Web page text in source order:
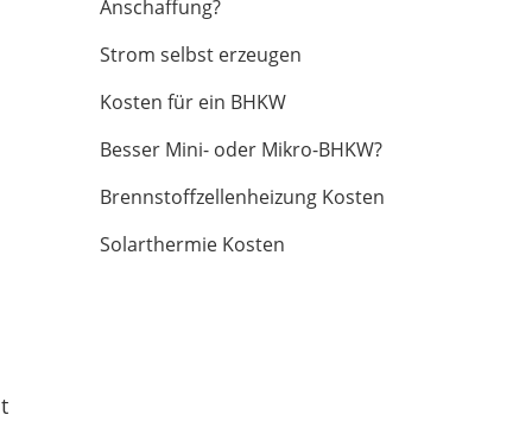
Anschaffung?
Strom selbst erzeugen
Kosten für ein BHKW
Besser Mini- oder Mikro-BHKW?
Brennstoffzellenheizung Kosten
Solarthermie Kosten